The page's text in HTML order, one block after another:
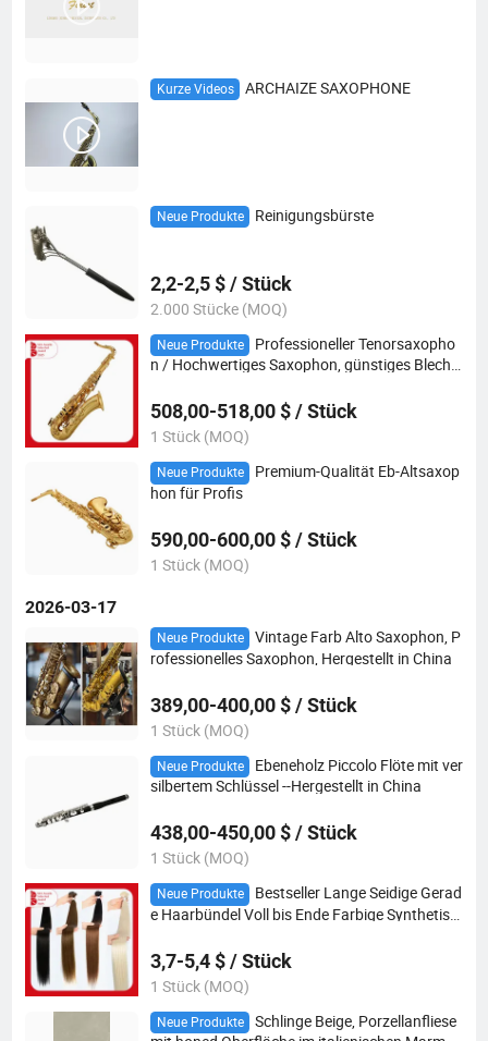
Kurze Videos ARCHAIZE SAXOPHONE
Neue Produkte Reinigungsbürste
2,2-2,5 $ / Stück
2.000 Stücke (MOQ)
Neue Produkte
Professioneller Tenorsaxopho
n / Hochwertiges Saxophon, günstiges Blechbl
508,00-518,00 $ / Stück
1 Stück (MOQ)
Neue Produkte
Premium-Qualität Eb-Altsaxop
hon für Profis
590,00-600,00 $ / Stück
1 Stück (MOQ)
2026-03-17
Neue Produkte
Vintage Farb Alto Saxophon, P
rofessionelles Saxophon, Hergestellt in China
389,00-400,00 $ / Stück
1 Stück (MOQ)
Neue Produkte
Ebeneholz Piccolo Flöte mit ver
silbertem Schlüssel --Hergestellt in China
438,00-450,00 $ / Stück
1 Stück (MOQ)
Neue Produkte
Bestseller Lange Seidige Gerad
e Haarbündel Voll bis Ende Farbige Synthetisc
für Frauen
3,7-5,4 $ / Stück
1 Stück (MOQ)
Neue Produkte
Schlinge Beige, Porzellanfliese